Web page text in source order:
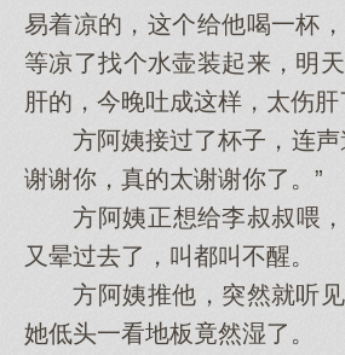
易着凉的，这个给他‌喝一杯
等凉了找个水壶装起来，明
肝的，今晚吐成这样，太伤肝
方阿姨接过了杯子，连声
谢谢你‌，真的太谢谢你‌了。”
方阿姨正‌想给李叔叔喂，
又‌晕过去了，叫都叫不醒。
方阿姨推他‌，突然就听见‌
她低头一看地板竟然湿了。